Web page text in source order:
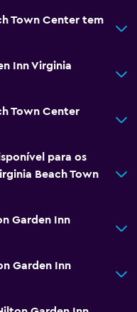
Town Center tem
Inn Virginia
Town Center
para os
Beach Town
Garden Inn
Garden Inn